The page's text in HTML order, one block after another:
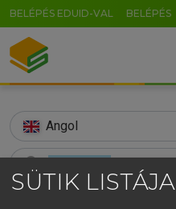
BELÉPÉS EDUID-VAL BELÉPÉS
Angol
search
SÜTIK LISTÁJA
GR